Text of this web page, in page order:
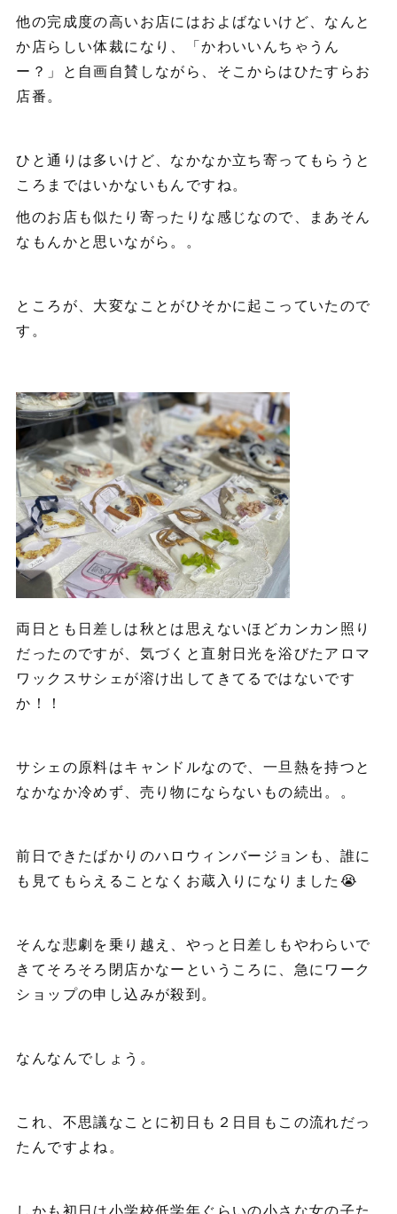
他の完成度の高いお店にはおよばないけど、なんと
か店らしい体裁になり、「かわいいんちゃうん
ー？」と自画自賛しながら、そこからはひたすらお
店番。
ひと通りは多いけど、なかなか立ち寄ってもらうと
ころまではいかないもんですね。
他のお店も似たり寄ったりな感じなので、まあそん
なもんかと思いながら。。
ところが、大変なことがひそかに起こっていたので
す。
両日とも日差しは秋とは思えないほどカンカン照り
だったのですが、気づくと直射日光を浴びたアロマ
ワックスサシェが溶け出してきてるではないです
か！！
サシェの原料はキャンドルなので、一旦熱を持つと
なかなか冷めず、売り物にならないもの続出。。
前日できたばかりのハロウィンバージョンも、誰に
も見てもらえることなくお蔵入りになりました😭
そんな悲劇を乗り越え、やっと日差しもやわらいで
きてそろそろ閉店かなーというころに、急にワーク
ショップの申し込みが殺到。
なんなんでしょう。
これ、不思議なことに初日も２日目もこの流れだっ
たんですよね。